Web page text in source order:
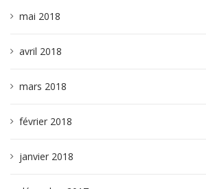
mai 2018
avril 2018
mars 2018
février 2018
janvier 2018